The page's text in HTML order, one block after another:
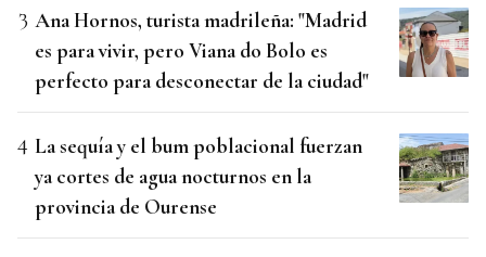
Ana Hornos, turista madrileña: "Madrid
es para vivir, pero Viana do Bolo es
perfecto para desconectar de la ciudad"
La sequía y el bum poblacional fuerzan
ya cortes de agua nocturnos en la
provincia de Ourense